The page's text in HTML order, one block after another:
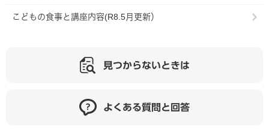
こどもの食事と講座内容(R8.5月更新）
見つからないときは
よくある質問と回答